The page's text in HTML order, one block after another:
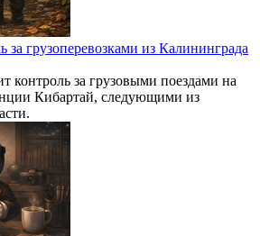
за грузоперевозками из Калининграда
контроль за грузовыми поездами на
Кибартай, следующими из